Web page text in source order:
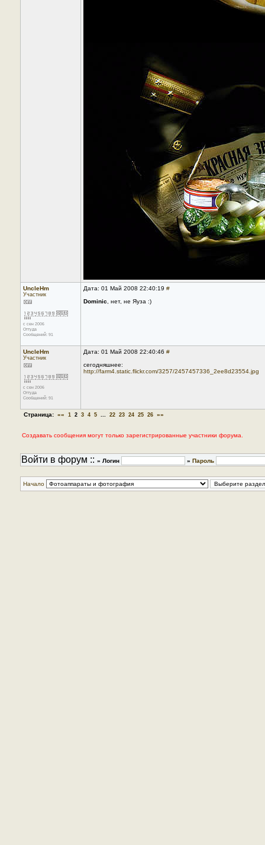
UncleHm
Участник
с сен 2006
Оттуда
Сообщений: 91
Дата: 01 Май 2008 22:40:19 #
Dominic , нет, не Яуза :)
UncleHm
Участник
с сен 2006
Оттуда
Сообщений: 91
Дата: 01 Май 2008 22:40:46 #
сегодняшнее:
http://farm4.static.flickr.com/3257/2457457336_2ee8d23554.jpg
Страница: «« 1 2 3 4 5 22 23 24 25 26 »»
Создавать сообщения могут только зарегистрированные участники форума.
Войти в форум :: » Логин » Пароль
Начало